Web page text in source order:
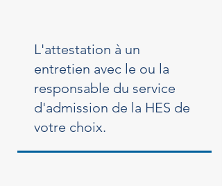
L'attestation à un
entretien avec le ou la
responsable du service
d'admission de la HES de
votre choix.